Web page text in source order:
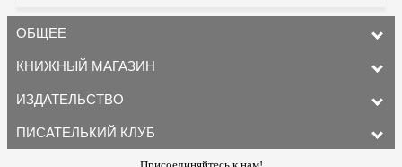
ОБЩЕЕ
КНИЖНЫЙ МАГАЗИН
ИЗДАТЕЛЬСТВО
ПИСАТЕЛЬКИЙ КЛУБ